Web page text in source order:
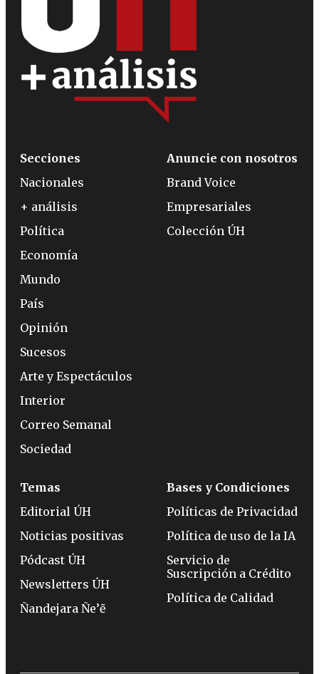
Secciones
Nacionales
+ análisis
Política
Economía
Mundo
País
Opinión
Sucesos
Arte y Espectáculos
Interior
Correo Semanal
Sociedad
Anuncie con nosotros
Brand Voice
Empresariales
Colección ÚH
Temas
Editorial ÚH
Noticias positivas
Pódcast ÚH
Newsletters ÚH
Ñandejara Ñe’ẽ
Bases y Condiciones
Políticas de Privacidad
Política de uso de la IA
Servicio de
Suscripción a Crédito
Política de Calidad